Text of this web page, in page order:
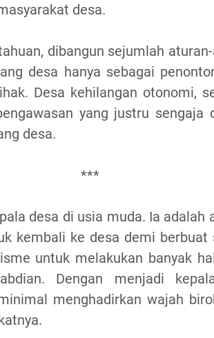
desa.
dibangun sejumlah
desa hanya sebagai
Desa kehilangan otonomi,
yang justru sengaja
desa.
***
desa di usia muda. Ia adalah
kembali ke desa demi berbuat
untuk melakukan banyak
Dengan menjadi
menghadirkan wajah